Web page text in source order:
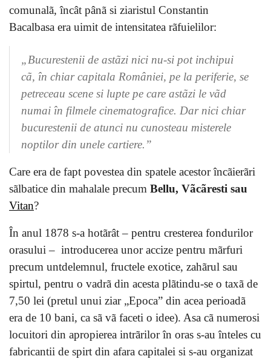
comunalã, încât pânã si ziaristul Constantin
Bacalbasa era uimit de intensitatea rãfuielilor:
„Bucurestenii de astãzi nici nu-si pot inchipui
cã, în chiar capitala României, pe la periferie, se
petreceau scene si lupte pe care astãzi le vãd
numai în filmele cinematografice. Dar nici chiar
bucurestenii de atunci nu cunosteau misterele
noptilor din unele cartiere.”
Care era de fapt povestea din spatele acestor încãierãri
sãlbatice din mahalale precum Bellu, Vãcãresti sau
Vitan?
În anul 1878 s-a hotãrât – pentru cresterea fondurilor
orasului – introducerea unor accize pentru mãrfuri
precum untdelemnul, fructele exotice, zahãrul sau
spirtul, pentru o vadrã din acesta plãtindu-se o taxã de
7,50 lei (pretul unui ziar „Epoca” din acea perioadã
era de 10 bani, ca sã vã faceti o idee). Asa cã numerosi
locuitori din apropierea intrãrilor în oras s-au înteles cu
fabricantii de spirt din afara capitalei si s-au organizat